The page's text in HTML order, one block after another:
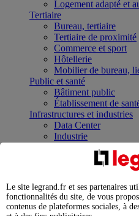
Logement adapté et
Tertiaire
Bureau, tertiaire
Tertiaire de proximité
Commerce et sport
Hôtellerie
Mobilier de bureau,
Public et santé
Bâtiment public
Établissement de
Infrastructures et industries
Data Center
Industrie
Infrastructures
Contrôler et planifier
Répartir et optimiser
Legrand Data Center
expertises au service
Le site legrand.fr et ses partenaires
fonctionnalités du site, de vous
contenus de plateformes sociales, à